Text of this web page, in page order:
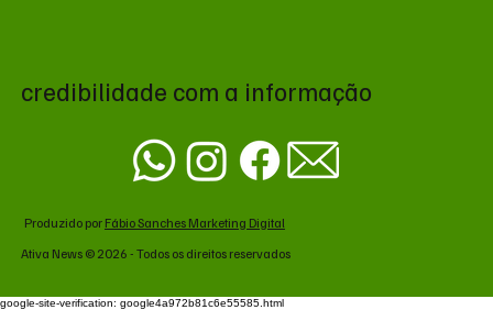
credibilidade com a informação
Produzido por Fábio Sanches Marketing Digital
Ativa News © 2026 - Todos os direitos reservados
google-site-verification: google4a972b81c6e55585.html